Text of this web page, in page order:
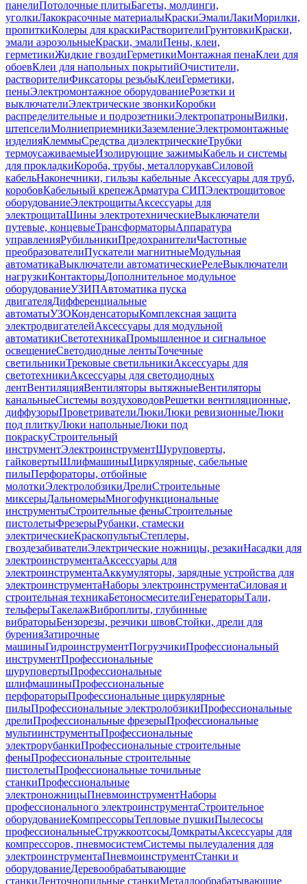
панелиПотолочные плитыБагеты, молдинги,
уголкиЛакокрасочные материалыКраскиЭмалиЛакиМорилки,
пропиткиКолеры для краскиРастворителиГрунтовкиКраски,
эмали аэрозольныеКраски, эмалиПены, клеи,
герметикиЖидкие гвоздиГерметикиМонтажная пенаКлеи для
обоевКлеи для напольных покрытийОчистители,
растворителиФиксаторы резьбыКлеиГерметики,
пеныЭлектромонтажное оборудованиеРозетки и
выключателиЭлектрические звонкиКоробки
распределительные и подрозетникиЭлектропатроныВилки,
штепселиМолниеприемникиЗаземлениеЭлектромонтажные
изделияКлеммыСредства диэлектрическиеТрубки
термоусаживаемыеИзолирующие зажимыКабель и системы
для прокладкиКороба, трубы, металлорукавСиловой
кабельНаконечники, гильзы кабельные Аксессуары для труб,
коробовКабельный крепежАрматура СИПЭлектрощитовое
оборудованиеЭлектрощитыАксессуары для
электрощитаШины электротехническиеВыключатели
путевые, концевыеТрансформаторыАппаратура
управленияРубильникиПредохранителиЧастотные
преобразователиПускатели магнитныеМодульная
автоматикаВыключатели автоматическиеРелеВыключатели
нагрузкиКонтакторыДополнительное модульное
оборудованиеУЗИПАвтоматика пуска
двигателяДифференциальные
автоматыУЗОКонденсаторыКомплексная защита
электродвигателейАксессуары для модульной
автоматикиСветотехникаПромышленное и сигнальное
освещениеСветодиодные лентыТочечные
светильникиТрековые светильникиАксессуары для
светотехникиАксессуары для светодиодных
лентВентиляцияВентиляторы вытяжныеВентиляторы
канальныеСистемы воздуховодовРешетки вентиляционные,
диффузорыПроветривателиЛюкиЛюки ревизионныеЛюки
под плиткуЛюки напольныеЛюки под
покраскуСтроительный
инструментЭлектроинструментШуруповерты,
гайковертыШлифмашиныЦиркулярные, сабельные
пилыПерфораторы, отбойные
молоткиЭлектролобзикиДрелиСтроительные
миксерыДальномерыМногофункциональные
инструментыСтроительные феныСтроительные
пистолетыФрезерыРубанки, стамески
электрическиеКраскопультыСтеплеры,
гвоздезабивателиЭлектрические ножницы, резакиНасадки для
электроинструментаАксессуары для
электроинструментаАккумуляторы, зарядные устройства для
электроинструментаНаборы электроинструментаСиловая и
строительная техникаБетоносмесителиГенераторыТали,
тельферыТакелажВиброплиты, глубинные
вибраторыБензорезы, резчики швовСтойки, дрели для
буренияЗатирочные
машиныГидроинструментПогрузчикиПрофессиональный
инструментПрофессиональные
шуруповертыПрофессиональные
шлифмашиныПрофессиональные
перфораторыПрофессиональные циркулярные
пилыПрофессиональные электролобзикиПрофессиональные
дрелиПрофессиональные фрезерыПрофессиональные
мультиинструментыПрофессиональные
электрорубанкиПрофессиональные строительные
феныПрофессиональные строительные
пистолетыПрофессиональные точильные
станкиПрофессиональные
электроножницыПневмоинструментНаборы
профессионального электроинструментаСтроительное
оборудованиеКомпрессорыТепловые пушкиПылесосы
профессиональныеСтружкоотсосыДомкратыАксессуары для
компрессоров, пневмосистемСистемы пылеудаления для
электроинструментаПневмоинструментСтанки и
оборудованиеДеревообрабатывающие
станкиЛенточнопильные станкиМеталлообрабатывающие